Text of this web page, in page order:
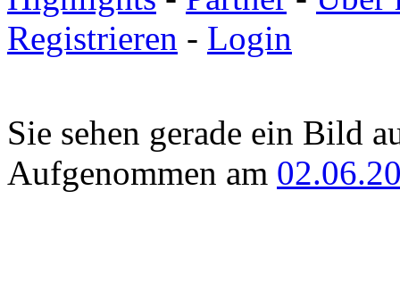
Registrieren - Login
Sie sehen gerade ein Bild
Aufgenommen am